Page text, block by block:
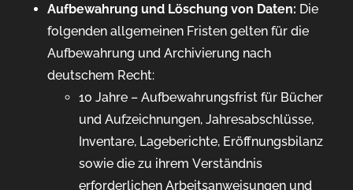
Aufbewahrung und Löschung von Daten: Die
folgenden allgemeinen Fristen gelten für die
Aufbewahrung und Archivierung nach
deutschem Recht:
10 Jahre – Aufbewahrungsfrist für Bücher
und Aufzeichnungen, Jahresabschlüsse,
Inventare, Lageberichte, Eröffnungsbilanz
sowie die zu ihrem Verständnis
erforderlichen Arbeitsanweisungen und